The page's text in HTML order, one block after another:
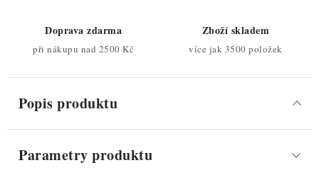
Doprava zdarma
při nákupu nad 2500 Kč
Zboží skladem
více jak 3500 položek
Popis produktu
Parametry produktu